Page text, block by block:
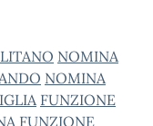
NOMINA
NOMINA
FUNZIONE
FUNZIONE